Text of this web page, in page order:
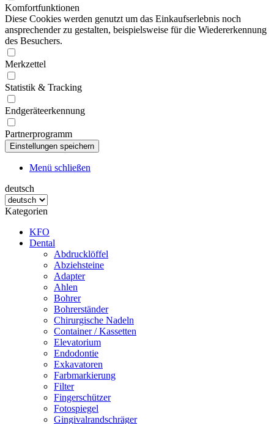
Komfortfunktionen
Diese Cookies werden genutzt um das Einkaufserlebnis noch
ansprechender zu gestalten, beispielsweise für die Wiedererkennung
des Besuchers.
Merkzettel
Statistik & Tracking
Endgeräteerkennung
Partnerprogramm
Menü schließen
deutsch
Kategorien
KFO
Dental
Abdrucklöffel
Abziehsteine
Adapter
Ahlen
Bohrer
Bohrerständer
Chirurgische Nadeln
Container / Kassetten
Elevatorium
Endodontie
Exkavatoren
Farbmarkierung
Filter
Fingerschützer
Fotospiegel
Gingivalrandschräger